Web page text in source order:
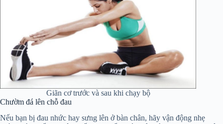
Giãn cơ trước và sau khi chạy bộ
Chườm đá lên chỗ đau
Nếu bạn bị đau nhức hay sưng lên ở bàn chân, hãy vận động nhẹ